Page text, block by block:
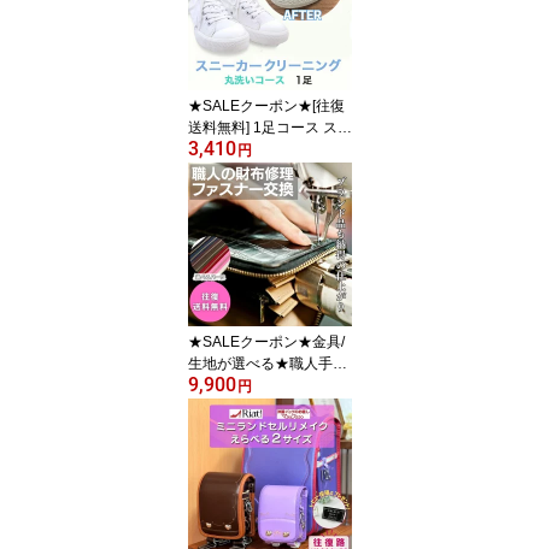
★SALEクーポン★[往復
送料無料] 1足コース スニ
ーカー クリーニング 丸
洗い |宅配クリーニング
抗菌 防臭 消臭 洗浄 スニ
ーカークリーニング 衣替
え 新生活 運動靴 バッシ
ュ カジュアルスニーカー
スポーツシューズ シュー
ケア スニーカークリーナ
ー シュークリーナー
3,410 円
★SALEクーポン★金具/
生地が選べる★職人手作
業★財布 ファスナー 交
換（修理）| 金具3色、生
地7色（ホワイト、ブラ
ック、ネイビー、ブラウ
ン、カーキ、レッド、ピ
ンク） 革 皮革 ウォレッ
ト ジッパー スライダー
さいふ ウォレット 長財
9,900 円